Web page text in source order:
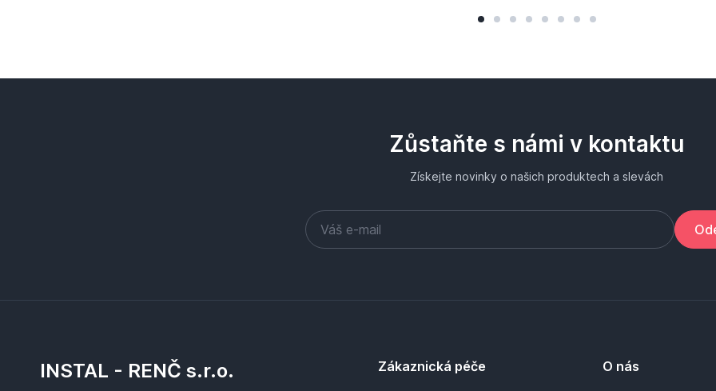
Zůstaňte s námi v kontaktu
Získejte novinky o našich produktech a slevách
INSTAL - RENČ s.r.o. Zákaznická péče O nás